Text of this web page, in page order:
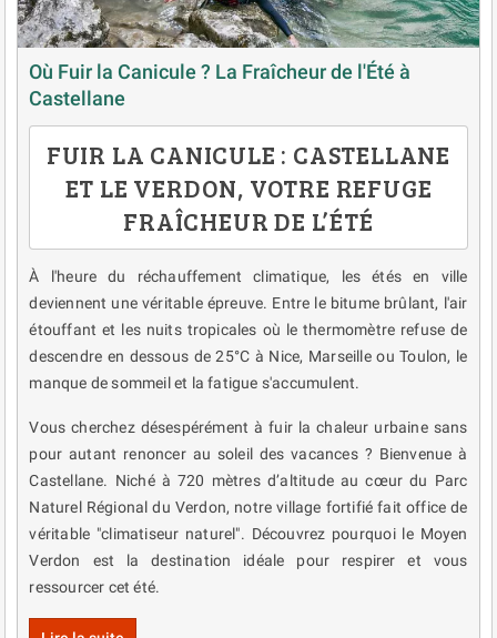
Où Fuir la Canicule ? La Fraîcheur de l'Été à
Castellane
FUIR LA CANICULE : CASTELLANE
ET LE VERDON, VOTRE REFUGE
FRAÎCHEUR DE L’ÉTÉ
À l'heure du réchauffement climatique, les étés en ville
deviennent une véritable épreuve. Entre le bitume brûlant, l'air
étouffant et les nuits tropicales où le thermomètre refuse de
descendre en dessous de 25°C à Nice, Marseille ou Toulon, le
manque de sommeil et la fatigue s'accumulent.
Vous cherchez désespérément à fuir la chaleur urbaine sans
pour autant renoncer au soleil des vacances ? Bienvenue à
Castellane. Niché à 720 mètres d’altitude au cœur du Parc
Naturel Régional du Verdon, notre village fortifié fait office de
véritable "climatiseur naturel". Découvrez pourquoi le Moyen
Verdon est la destination idéale pour respirer et vous
ressourcer cet été.